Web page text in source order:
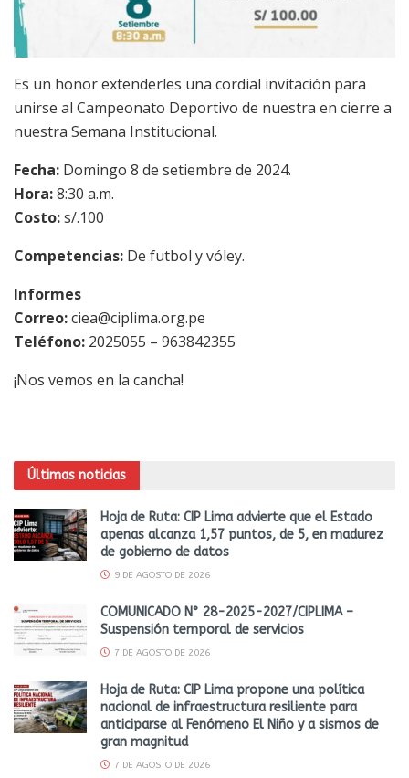
Es un honor extenderles una cordial invitación para
unirse al Campeonato Deportivo de nuestra en cierre a
nuestra Semana Institucional.
Fecha: Domingo 8 de setiembre de 2024.
Hora:8:30 a.m.
Costo:s/.100
Competencias: De futbol y vóley.
Informes
Correo:ciea@ciplima.org.pe
Teléfono: 2025055 – 963842355
¡Nos vemos en la cancha!
Últimas noticias
Hoja de Ruta: CIP Lima advierte que el Estado
apenas alcanza 1,57 puntos, de 5, en madurez
de gobierno de datos
9 DE AGOSTO DE 2026
COMUNICADO N° 28-2025-2027/CIPLIMA –
Suspensión temporal de servicios
7 DE AGOSTO DE 2026
Hoja de Ruta: CIP Lima propone una política
nacional de infraestructura resiliente para
anticiparse al Fenómeno El Niño y a sismos de
gran magnitud
7 DE AGOSTO DE 2026